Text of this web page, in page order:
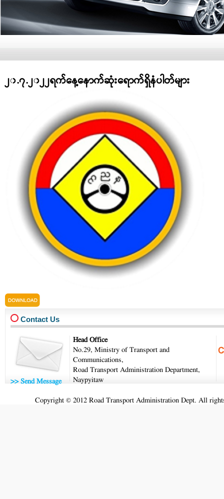
၂၀.၇.၂၀၂၂ရက်နေ့နောက်ဆုံးရောက်ရှိနံပါတ်များ
last_20.7.2022.pdf
Contact Us
>> Send Message
Head Office
No.29, Ministry of Transport and
Communications,
Road Transport Administration Department,
Naypyitaw
Copyright © 2012 Road Transport Administration Dept. All